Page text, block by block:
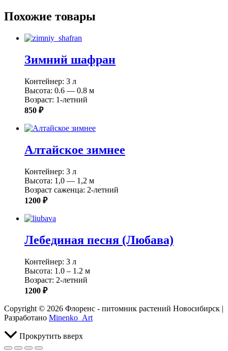
Похожие товары
Зимний шафран
Контейнер: 3 л
Высота: 0.6 — 0.8 м
Возраст: 1-летний
850 ₽
Алтайское зимнее
Контейнер: 3 л
Высота: 1,0 — 1,2 м
Возраст саженца: 2-летний
1200 ₽
Лебединая песня (Любава)
Контейнер: 3 л
Высота: 1.0 – 1.2 м
Возраст: 2-летний
1200 ₽
Copyright © 2026 Флоренс - питомник растений Новосибирск |
Разработано Minenko_Art
Прокрутить вверх